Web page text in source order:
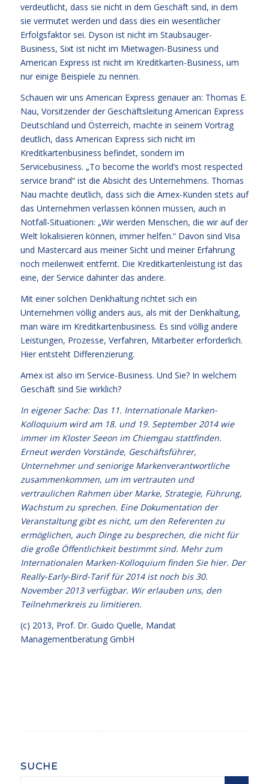
verdeutlicht, dass sie nicht in dem Geschäft sind, in dem
sie vermutet werden und dass dies ein wesentlicher
Erfolgsfaktor sei. Dyson ist nicht im Staubsauger-
Business, Sixt ist nicht im Mietwagen-Business und
American Express ist nicht im Kreditkarten-Business, um
nur einige Beispiele zu nennen.
Schauen wir uns American Express genauer an: Thomas E.
Nau, Vorsitzender der Geschäftsleitung American Express
Deutschland und Österreich, machte in seinem Vortrag
deutlich, dass American Express sich nicht im
Kreditkartenbusiness befindet, sondern im
Servicebusiness. „To become the world’s most respected
service brand“ ist die Absicht des Unternehmens. Thomas
Nau machte deutlich, dass sich die Amex-Kunden stets auf
das Unternehmen verlassen können müssen, auch in
Notfall-Situationen: „Wir werden Menschen, die wir auf der
Welt lokalisieren können, immer helfen.“ Davon sind Visa
und Mastercard aus meiner Sicht und meiner Erfahrung
noch meilenweit entfernt. Die Kreditkartenleistung ist das
eine, der Service dahinter das andere.
Mit einer solchen Denkhaltung richtet sich ein
Unternehmen völlig anders aus, als mit der Denkhaltung,
man wäre im Kreditkartenbusiness. Es sind völlig andere
Leistungen, Prozesse, Verfahren, Mitarbeiter erforderlich.
Hier entsteht Differenzierung.
Amex ist also im Service-Business. Und Sie? In welchem
Geschäft sind Sie wirklich?
In eigener Sache: Das 11. Internationale Marken-
Kolloquium wird am 18. und 19. September 2014 wie
immer im Kloster Seeon im Chiemgau stattfinden.
Erneut werden Vorstände, Geschäftsführer,
Unternehmer und seniorige Markenverantwortliche
zusammenkommen, um im vertrauten und
vertraulichen Rahmen über Marke, Strategie, Führung,
Wachstum zu sprechen. Eine Dokumentation der
Veranstaltung gibt es nicht, um den Referenten zu
ermöglichen, auch Dinge zu besprechen, die nicht für
die große Öffentlichkeit bestimmt sind. Mehr zum
Internationalen Marken-Kolloquium finden Sie hier. Der
Really-Early-Bird-Tarif für 2014 ist noch bis 30.
November 2013 verfügbar. Wir erlauben uns, den
Teilnehmerkreis zu limitieren.
(c) 2013, Prof. Dr. Guido Quelle, Mandat
Managementberatung GmbH
SUCHE